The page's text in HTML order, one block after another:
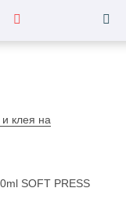
клея на
SOFT PRESS